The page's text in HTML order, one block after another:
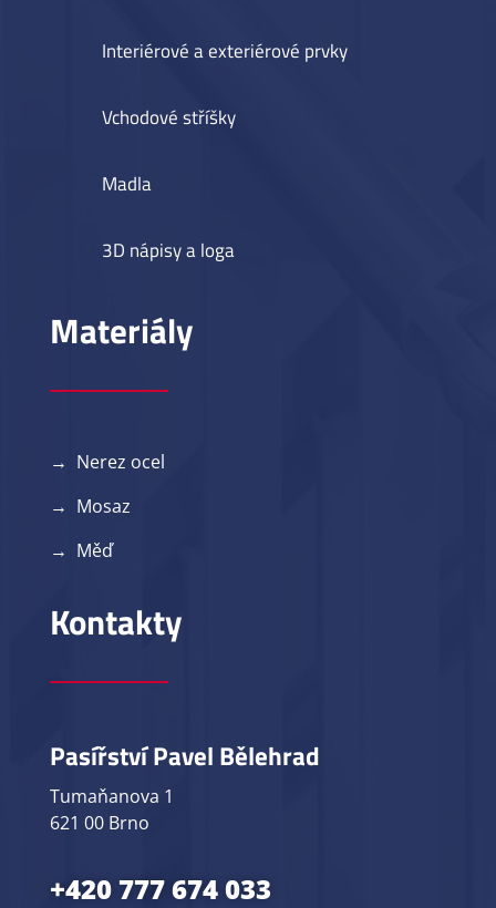
Interiérové a exteriérové prvky
Vchodové stříšky
Madla
3D nápisy a loga
Materiály
→ Nerez ocel
→ Mosaz
→ Měď
Kontakty
Pasířství Pavel Bělehrad
Tumaňanova 1
621 00 Brno
+420 777 674 033